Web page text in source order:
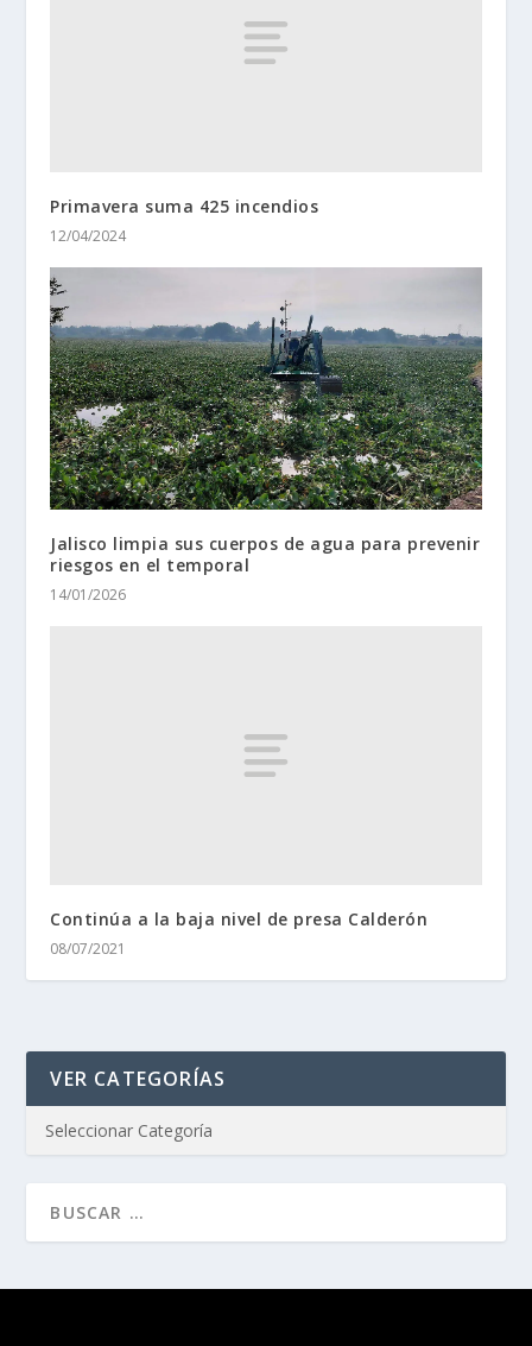
Primavera suma 425 incendios
12/04/2024
Jalisco limpia sus cuerpos de agua para prevenir
riesgos en el temporal
14/01/2026
Continúa a la baja nivel de presa Calderón
08/07/2021
VER CATEGORÍAS